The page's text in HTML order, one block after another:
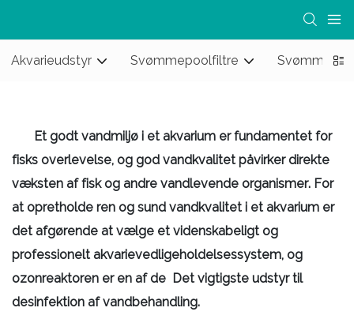
Akvarieudstyr Svømmepoolfiltre
Et godt vandmiljø i et akvarium er fundamentet for
fisks overlevelse, og god vandkvalitet påvirker direkte
væksten af ​​fisk og andre vandlevende organismer. For
at opretholde ren og sund vandkvalitet i et akvarium er
det afgørende at vælge et videnskabeligt og
professionelt akvarievedligeholdelsessystem, og
ozonreaktoren er en af ​​de Det vigtigste udstyr til
desinfektion af vandbehandling.